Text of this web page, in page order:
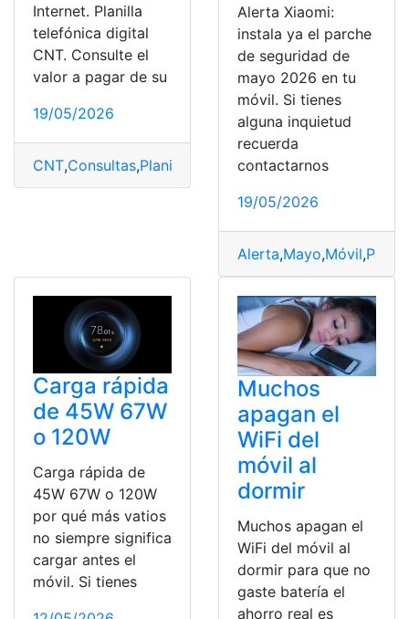
Internet. Planilla
telefónica digital
CNT. Consulte el
valor a pagar de su
19/05/2026
CNT,Consultas,Planillas Telefónica
Alerta Xiaomi:
instala ya el parche
de seguridad de
mayo 2026 en tu
móvil. Si tienes
alguna inquietud
recuerda
contactarnos
19/05/2026
Alerta,Mayo,Móvil,
Carga rápida
de 45W 67W
o 120W
Carga rápida de
45W 67W o 120W
por qué más vatios
no siempre significa
cargar antes el
móvil. Si tienes
Muchos
apagan el
WiFi del
móvil al
dormir
Muchos apagan el
WiFi del móvil al
dormir para que no
gaste batería el
ahorro real es